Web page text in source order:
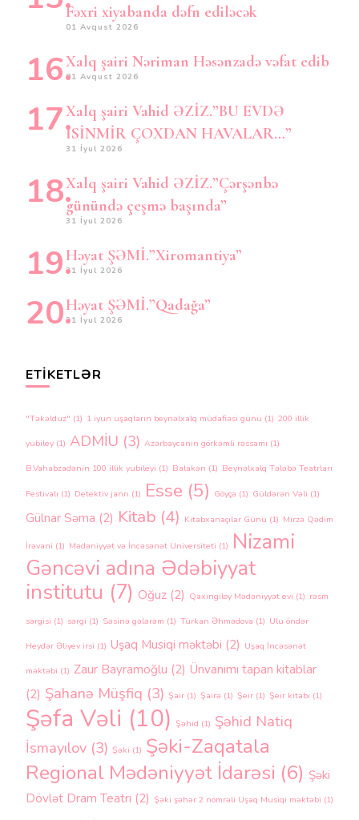
Fəxri xiyabanda dəfn ediləcək
01 Avqust 2026
Xalq şairi Nəriman Həsənzadə vəfat edib
01 Avqust 2026
Xalq şairi Vahid ƏZİZ.”BU EVDƏ
İSİNMİR ÇOXDAN HAVALAR…”
31 İyul 2026
Xalq şairi Vahid ƏZİZ.”Çərşənbə
günündə çeşmə başında”
31 İyul 2026
Həyat ŞƏMİ.”Xiromantiya”
31 İyul 2026
Həyat ŞƏMİ.”Qadağa”
31 İyul 2026
ETIKETLƏR
"Təkəlduz" (1) 1 iyun uşaqların beynəlxalq müdafiəsi günü (1) 200 illik
yubiley (1) ADMİU (3) Azərbaycanın görkəmli rəssamı (1)
B.Vahabzadənin 100 illik yubileyi (1) Balakən (1) Beynəlxalq Tələbə Teatrları
Festivalı (1) Detektiv janrı (1) Esse (5) Göyçə (1) Güldərən Vəli (1)
Gülnar Səma (2) Kitab (4) Kitabxanaçılar Günü (1) Mirzə Qədim
İrəvani (1) Mədəniyyət və İncəsənət Universiteti (1) Nizami
Gəncəvi adına Ədəbiyyat
institutu (7) Oğuz (2) Qaxingiloy Mədəniyyət evi (1) rəsm
sərgisi (1) sərgi (1) Səsinə gələrəm (1) Türkan Əhmədova (1) Ulu öndər
Heydər Əliyev irsi (1) Uşaq Musiqi məktəbi (2) Uşaq İncəsənət
məktəbi (1) Zaur Bayramoğlu (2) Ünvanımı tapan kitablar
(2) Şahanə Müşfiq (3) Şair (1) Şairə (1) Şeir (1) Şeir kitabı (1)
Şəfa Vəli (10) Şəhid (1) Şəhid Natiq
İsmayılov (3) Şəki (1) Şəki-Zaqatala
Regional Mədəniyyət İdarəsi (6) Şəki
Dövlət Dram Teatrı (2) Şəki şəhər 2 nömrəli Uşaq Musiqi məktəbi (1)